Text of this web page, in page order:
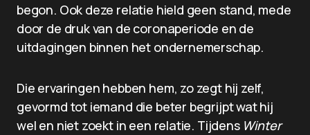
begon. Ook deze relatie hield geen stand, mede
door de druk van de coronaperiode en de
uitdagingen binnen het ondernemerschap.
Die ervaringen hebben hem, zo zegt hij zelf,
gevormd tot iemand die beter begrijpt wat hij
wel en niet zoekt in een relatie. Tijdens Winter